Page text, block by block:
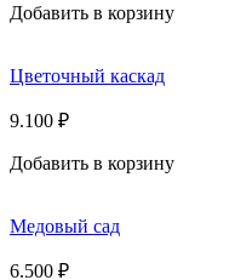
Добавить в корзину
Цветочный каскад
9.100 ₽
Добавить в корзину
Медовый сад
6.500 ₽